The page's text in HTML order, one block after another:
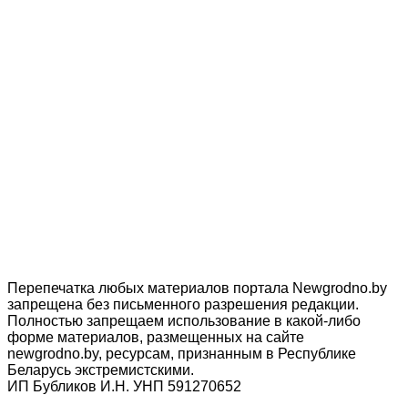
Перепечатка любых материалов портала Newgrodno.by
запрещена без письменного разрешения редакции.
Полностью запрещаем использование в какой-либо
форме материалов, размещенных на сайте
newgrodno.by, ресурсам, признанным в Республике
Беларусь экстремистскими.
ИП Бубликов И.Н. УНП 591270652